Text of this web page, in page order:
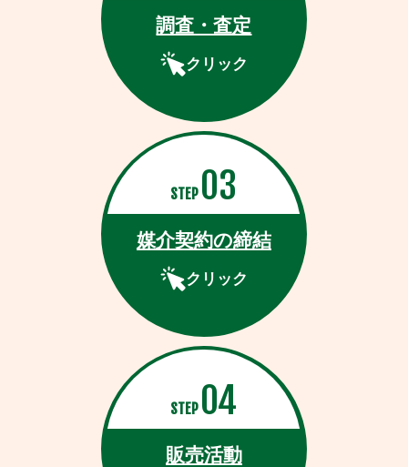
調査・査定
クリック
STEP 03
媒介契約の締結
クリック
STEP 04
販売活動